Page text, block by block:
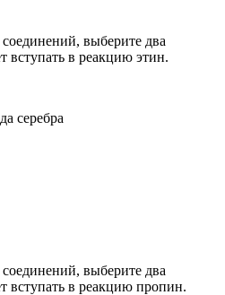
выберите два
вступать в реакцию этин.
серебра
выберите два
вступать в реакцию пропин.